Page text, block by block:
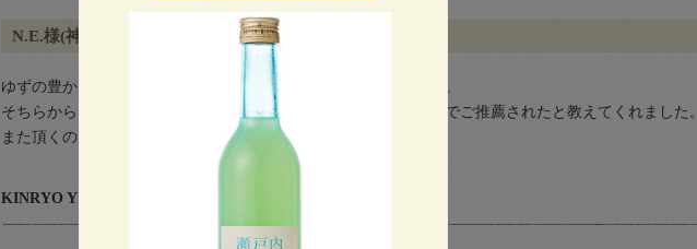
N.E.様(神奈川県)
ゆずの豊かな香り、とても嬉しいです。 またお願いしたいです。
そちらからお土産で買ってきてくれた彼にも、大感謝です。酒屋でご推薦されたと教えてくれました。
また頂くのが楽しみです。
KINRYO YUZUSHU